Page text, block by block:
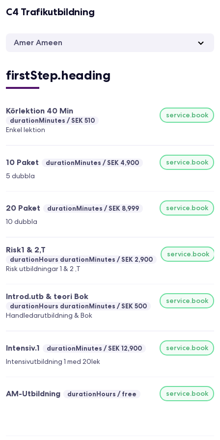
C4 Trafikutbildning
Amer Ameen
firstStep.heading
Körlektion 40 Min
durationMinutes SEK 510
service.book
Enkel lektion
10 Paket durationMinutes SEK 4,900
service.book
5 dubbla
20 Paket durationMinutes SEK 8,999
service.book
10 dubbla
Risk1 & 2,T
durationHours durationMinutes SEK 2,900
service.book
Risk utbildningar 1 & 2 ,T
Introd.utb & teori Bok
durationHours durationMinutes SEK 500
service.book
Handledarutbildning & Bok
Intensiv.1 durationMinutes SEK 12,900
service.book
Intensivutbildning 1 med 20lek
AM-Utbildning durationHours free service.book